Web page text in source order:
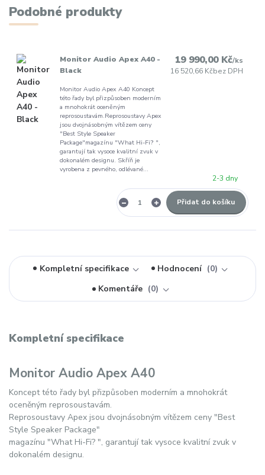
Podobné produkty
Monitor Audio Apex A40 -
Black
Monitor Audio Apex A40 Koncept
této řady byl přizpůsoben moderním
a mnohokrát oceněným
reprosoustavám.Reprosoustavy Apex
jsou dvojnásobným vítězem ceny
"Best Style Speaker
Package"magazínu "What Hi-Fi? ",
garantují tak vysoce kvalitní zvuk v
dokonalém designu. Skříň je
vyrobena z pevného, odlévané...
19 990,00 Kč/ks
16 520,66 Kčbez DPH
2-3 dny
Přidat do košíku
Kompletní specifikace Hodnocení
0
Komentáře
0
Kompletní specifikace
Monitor Audio Apex A40
Koncept této řady byl přizpůsoben moderním a mnohokrát
oceněným reprosoustavám.
Reprosoustavy Apex jsou dvojnásobným vítězem ceny "Best
Style Speaker Package"
magazínu "What Hi-Fi? ", garantují tak vysoce kvalitní zvuk v
dokonalém designu.